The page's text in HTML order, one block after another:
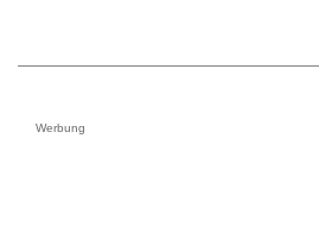
Werbung